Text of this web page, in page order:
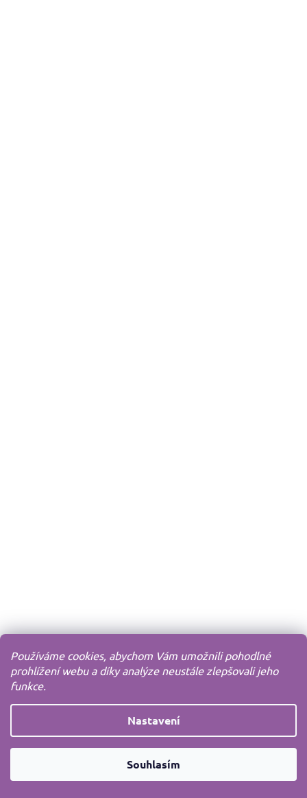
Používáme cookies, abychom Vám umožnili pohodlné
prohlížení webu a díky analýze neustále zlepšovali jeho
funkce.
Nastavení
Souhlasím